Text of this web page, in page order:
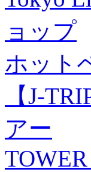
ョップ
ホット
【J-
アー